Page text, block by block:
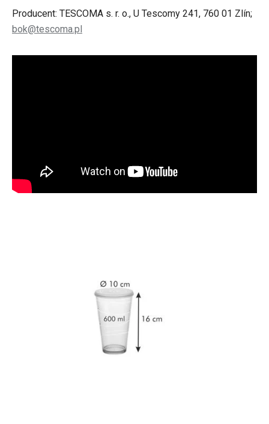
Producent: TESCOMA s. r. o., U Tescomy 241, 760 01 Zlín;
bok@tescoma.pl